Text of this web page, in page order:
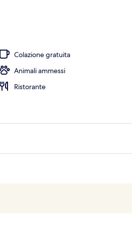
Colazione gratuita
Animali ammessi
Ristorante